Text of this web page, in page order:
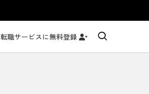
転職サービスに無料登録